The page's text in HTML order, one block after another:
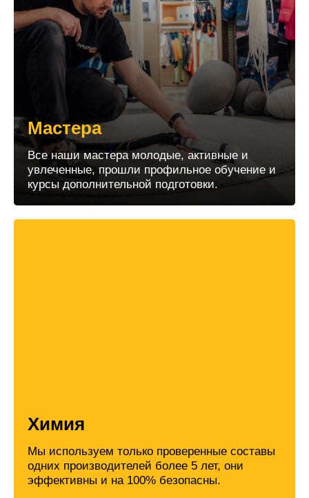
Мастера
Все наши мастера молодые, активные и
увлеченные, прошли профильное обучение и
курсы дополнительной подготовки.
Химия
Мы используем только проверенные составы
одних производителей более 5 лет, они
эффективны и на 100% безопасны.